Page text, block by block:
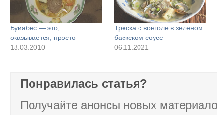
Буйабес — это,
оказывается, просто
18.03.2010
Треска с вонголе в зеленом
баскском соусе
06.11.2021
Понравилась статья?
Получайте анонсы новых